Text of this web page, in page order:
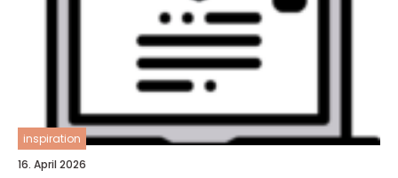
inspiration
16. April 2026